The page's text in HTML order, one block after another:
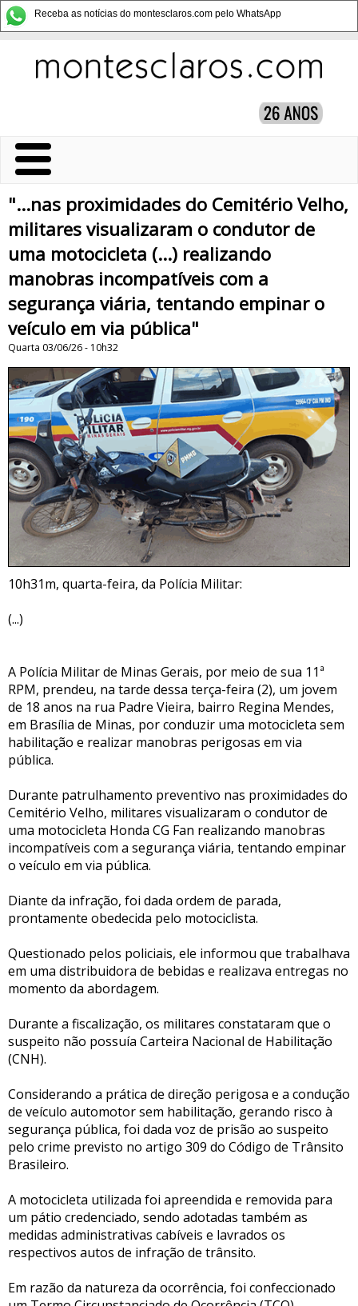
Receba as notícias do montesclaros.com pelo WhatsApp
"...nas proximidades do Cemitério Velho,
militares visualizaram o condutor de
uma motocicleta (...) realizando
manobras incompatíveis com a
segurança viária, tentando empinar o
veículo em via pública"
Quarta 03/06/26 - 10h32
10h31m, quarta-feira, da Polícia Militar:
(...)
A Polícia Militar de Minas Gerais, por meio de sua 11ª
RPM, prendeu, na tarde dessa terça-feira (2), um jovem
de 18 anos na rua Padre Vieira, bairro Regina Mendes,
em Brasília de Minas, por conduzir uma motocicleta sem
habilitação e realizar manobras perigosas em via
pública.
Durante patrulhamento preventivo nas proximidades do
Cemitério Velho, militares visualizaram o condutor de
uma motocicleta Honda CG Fan realizando manobras
incompatíveis com a segurança viária, tentando empinar
o veículo em via pública.
Diante da infração, foi dada ordem de parada,
prontamente obedecida pelo motociclista.
Questionado pelos policiais, ele informou que trabalhava
em uma distribuidora de bebidas e realizava entregas no
momento da abordagem.
Durante a fiscalização, os militares constataram que o
suspeito não possuía Carteira Nacional de Habilitação
(CNH).
Considerando a prática de direção perigosa e a condução
de veículo automotor sem habilitação, gerando risco à
segurança pública, foi dada voz de prisão ao suspeito
pelo crime previsto no artigo 309 do Código de Trânsito
Brasileiro.
A motocicleta utilizada foi apreendida e removida para
um pátio credenciado, sendo adotadas também as
medidas administrativas cabíveis e lavrados os
respectivos autos de infração de trânsito.
Em razão da natureza da ocorrência, foi confeccionado